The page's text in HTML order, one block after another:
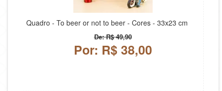
Quadro - To beer or not to beer - Cores - 33x23 cm
De: R$ 49,90
Por: R$ 38,00